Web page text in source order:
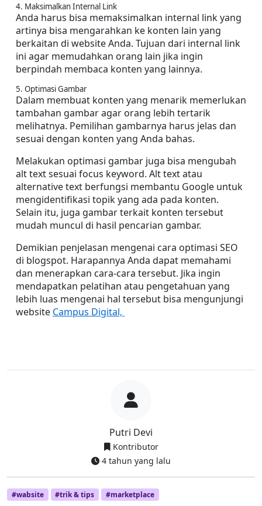
Putri Devi
Kontributor
4 tahun yang lalu
#wabsite #trik & tips #marketplace
4. Maksimalkan Internal Link
Anda harus bisa memaksimalkan internal link yang
artinya bisa mengarahkan ke konten lain yang
berkaitan di website Anda. Tujuan dari internal link
ini agar memudahkan orang lain jika ingin
berpindah membaca konten yang lainnya.
5. Optimasi Gambar
Dalam membuat konten yang menarik memerlukan
tambahan gambar agar orang lebih tertarik
melihatnya. Pemilihan gambarnya harus jelas dan
sesuai dengan konten yang Anda bahas.
Melakukan optimasi gambar juga bisa mengubah
alt text sesuai focus keyword. Alt text atau
alternative text berfungsi membantu Google untuk
mengidentifikasi topik yang ada pada konten.
Selain itu, juga gambar terkait konten tersebut
mudah muncul di hasil pencarian gambar.
Demikian penjelasan mengenai cara optimasi SEO
di blogspot. Harapannya Anda dapat memahami
dan menerapkan cara-cara tersebut. Jika ingin
mendapatkan pelatihan atau pengetahuan yang
lebih luas mengenai hal tersebut bisa mengunjungi
website Campus Digital,